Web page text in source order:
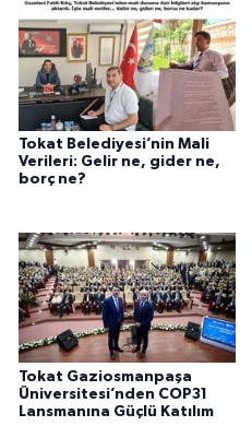
Tokat Belediyesi’nin Mali
Verileri: Gelir ne, gider ne,
borç ne?
Tokat Gaziosmanpaşa
Üniversitesi’nden COP31
Lansmanına Güçlü Katılım